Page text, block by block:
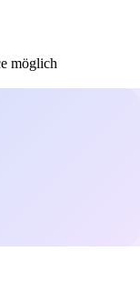
möglich